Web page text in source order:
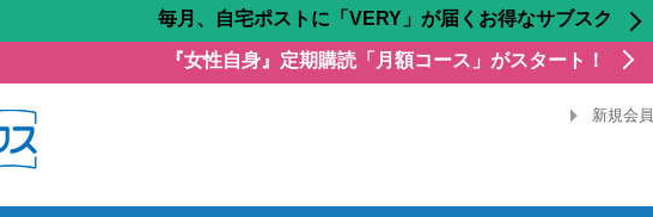
『女性自身』定期購読「月額コース」がスタート！
毎月、自宅ポストに「VERY」が届くお得なサブスク
新規会